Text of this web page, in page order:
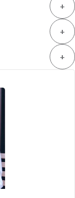
+
+
+